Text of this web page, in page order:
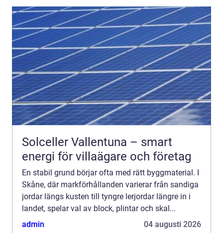
Solceller Vallentuna – smart
energi för villaägare och företag
En stabil grund börjar ofta med rätt byggmaterial. I
Skåne, där markförhållanden varierar från sandiga
jordar längs kusten till tyngre lerjordar längre in i
landet, spelar val av block, plintar och skal...
admin
04 augusti 2026